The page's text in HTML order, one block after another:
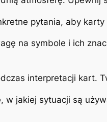
pytania, aby
na symbole i ich
interpretacji kart.
w jakiej sytuacji są